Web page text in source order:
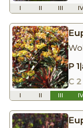
I II III IV
P 1|
C
I II III IV